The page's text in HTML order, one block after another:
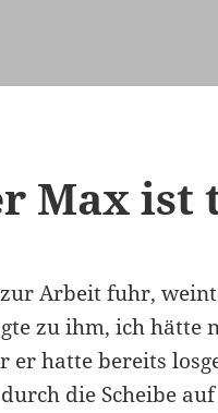
Max ist
Arbeit fuhr,
zu ihm, ich hätte
hatte bereits
die Scheibe